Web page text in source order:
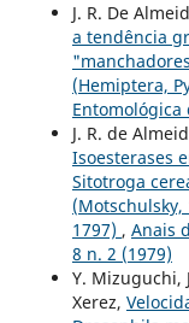
J. R. De
a tendência
(Hemiptera,
Entomológica
J. R. de
Isoesterases
Sitotroga
1797) , Anais
8 n. 2 (1979)
Y. Mizuguchi,
Xerez,